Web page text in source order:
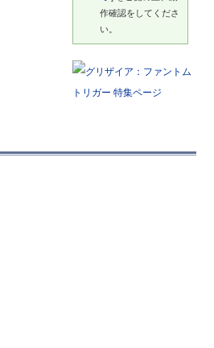
作確認をしてくださ
い。